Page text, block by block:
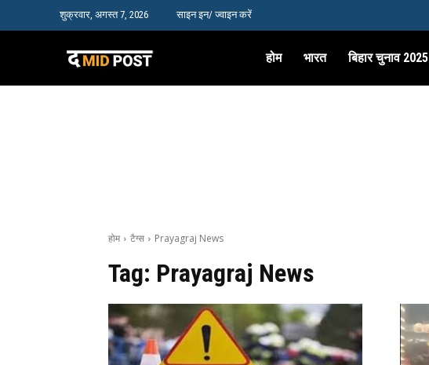
शुक्रवार, अगस्त 7, 2026 साइन इन/ ज्वाइन करें
होम भारत बिहार चुनाव 2025
होम टैग्स Prayagraj News
Tag: Prayagraj News